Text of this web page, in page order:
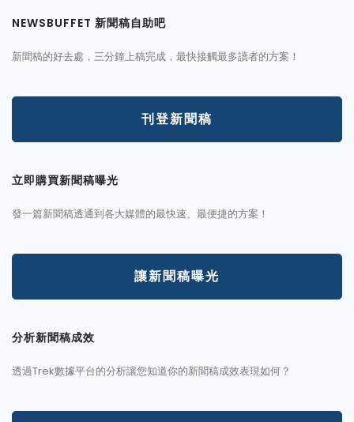
NEWSBUFFET 新聞稿自助吧
新聞稿的好去處，三分鐘上稿完成，最快接觸最多讀者的方案！
刊登新聞稿
立即購買新聞稿曝光
發一篇新聞稿透通到各大媒體的最快速、最便捷的方案！
讓新聞稿曝光
分析新聞稿成效
透過Trek數據平台的分析讓您知道你的新聞稿成效表現如何？